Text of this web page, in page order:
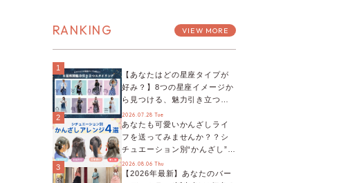
RANKING VIEW MORE
1
【あなたはどの星座タイプが
好み？】8つの星座イメージか
ら見つける、魅力引き立つス
タイリング♡
2026.07.28 Tue
2
あなたも可愛いかんざしライ
フを送ってみませんか？？シ
チュエーション別“かんざし”の
オススメ【ショップスタッフ
編集部】
2026.08.06 Thu
3
【2026年最新】あなたのバー